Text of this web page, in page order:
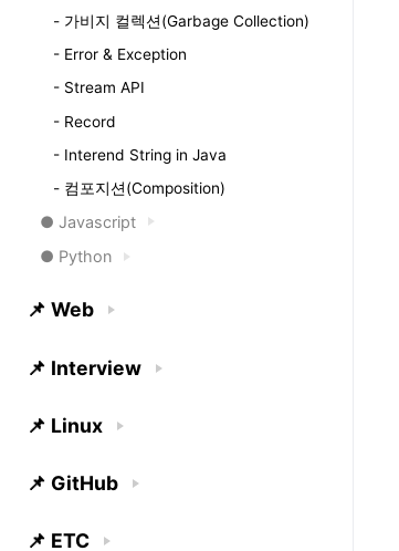
- 가비지 컬렉션(Garbage Collection)
- Error & Exception
- Stream API
- Record
- Interend String in Java
- 컴포지션(Composition)
● Javascript
● Python
📌 Web
📌 Interview
📌 Linux
📌 GitHub
📌 ETC